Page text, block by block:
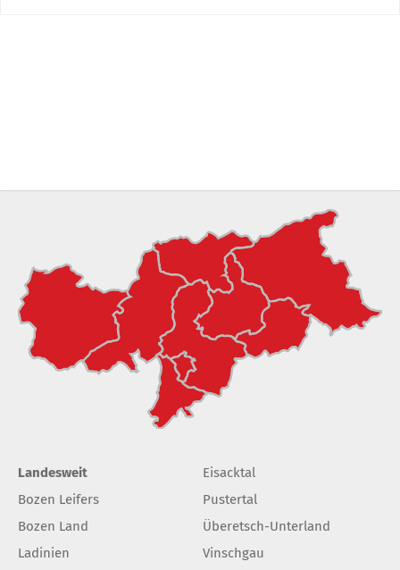
Landesweit
Bozen Leifers
Bozen Land
Ladinien
Eisacktal
Pustertal
Überetsch-Unterland
Vinschgau